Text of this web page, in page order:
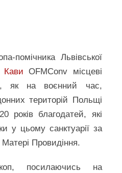
помічника Львівської
Кави OFMConv місцеві
як на воєнний час,
територій Польщі
років благодатей, які
у цьому санктуарії за
Провидіння.
посилаючись на